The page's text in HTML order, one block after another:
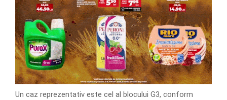
Un caz reprezentativ este cel al blocului G3, conform